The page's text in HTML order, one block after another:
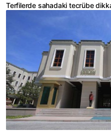
Terfilerde sahadaki tecrübe